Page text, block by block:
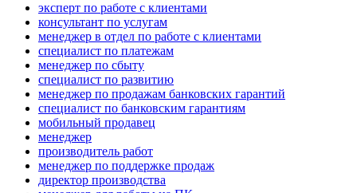
эксперт по работе с клиентами
консультант по услугам
менеджер в отдел по работе с клиентами
специалист по платежам
менеджер по сбыту
специалист по развитию
менеджер по продажам банковских гарантий
специалист по банковским гарантиям
мобильный продавец
менеджер
производитель работ
менеджер по поддержке продаж
директор производства